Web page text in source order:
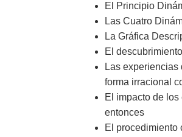
El Principio
Las Cuatro
La Gráfica
El
Las
forma irracional
El impacto de
entonces
El procedimiento